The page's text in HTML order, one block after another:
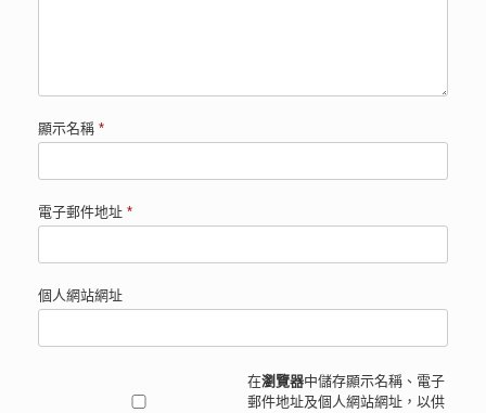
顯示名稱 *
電子郵件地址 *
個人網站網址
在瀏覽器中儲存顯示名稱、電子
郵件地址及個人網站網址，以供